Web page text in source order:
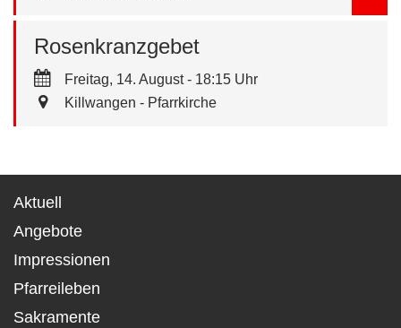
Freitag, 14. August - 18:15 Uhr
Killwangen - Pfarrkirche
Rosenkranzgebet
Aktuell
Angebote
Impressionen
Pfarreileben
Sakramente